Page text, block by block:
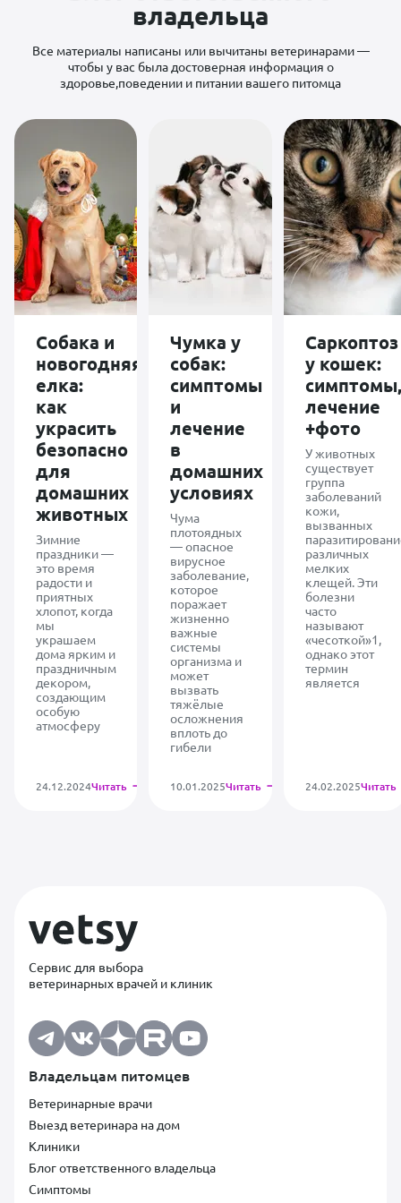
обнаружили
восстановления
же вообще не
было, слизь,
кровь,
Любовь
Игоревна не
просто
назначила
лечение, а
действительно
вела нас,
спокойно всё
объясняла,
и помогла найти
причину
проблемы. В
итоге по
анализам
обнаружились
паразиты,
которые и
давали такую
сложную
картину. Сейчас
щенок уже
чувствует себя
намного лучше:
хороший
аппетит,
активность,
нормализуется
стул, наконец-
то появляется
стабильность.
Отдельно хочу
отметить очень
внимательное
отношение,
спокойствие и
адекватный
подход без
лишней паники.
Когда ты
за маленького
щенка, это
владельца
Все материалы написаны или вычитаны ветеринарами —
чтобы у вас была достоверная информация о
здоровье,поведении и питании вашего питомца
Собака и
новогодняя
елка:
как
украсить
безопасно
для
домашних
животных
Зимние
праздники —
это время
радости и
приятных
хлопот, когда
мы
украшаем
дома ярким и
праздничным
декором,
создающим
особую
атмосферу
24.12.2024Читать
Чумка у
собак:
симптомы
и
лечение
в
домашних
условиях
Чума
плотоядных
— опасное
вирусное
заболевание,
которое
поражает
жизненно
важные
системы
организма и
может
вызвать
тяжёлые
осложнения
вплоть до
гибели
10.01.2025Читать
Саркоптоз
у кошек:
симптомы,
лечение
+фото
У животных
существует
группа
заболеваний
кожи,
вызванных
различных
мелких
клещей. Эти
болезни
часто
называют
«чесоткой»1,
однако этот
термин
является
24.02.2025Читать
Сервис для выбора
ветеринарных врачей и клиник
Владельцам питомцев
Ветеринарные врачи
Выезд ветеринара на дом
Клиники
Блог ответственного владельца
Симптомы